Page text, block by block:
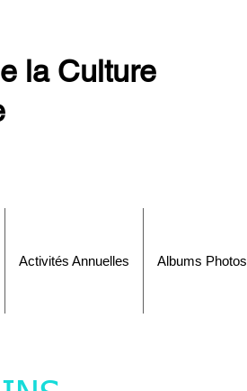
la Culture
Activités Annuelles Albums Photos